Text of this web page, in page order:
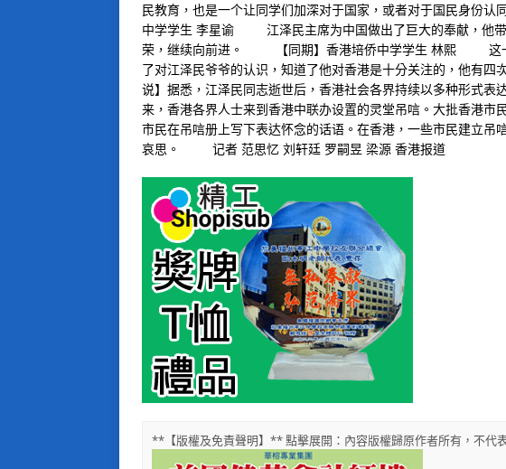
民教育，也是一个让同学们加深对于国家，或者对于国民身
中学学生 李星谕 江泽民主席为中国做出了巨大的奉献，他带
荣，继续向前进。 【同期】香港培侨中学学生 林熙 这一
了对江泽民爷爷的认识，知道了他对香港是十分关注的，他
说】据悉，江泽民同志逝世后，香港社会各界持续以多种形式表
来，香港各界人士来到香港中联办设置的灵堂吊唁。大批香港市
市民在吊唁册上写下表达怀念的话语。在香港，一些市民建立吊
哀思。 记者 范思忆 刘轩廷 罗嗣昱 梁源 香港报道
**【版權及免責聲明】** 點擊展開：內容版權歸原作者所有，不代